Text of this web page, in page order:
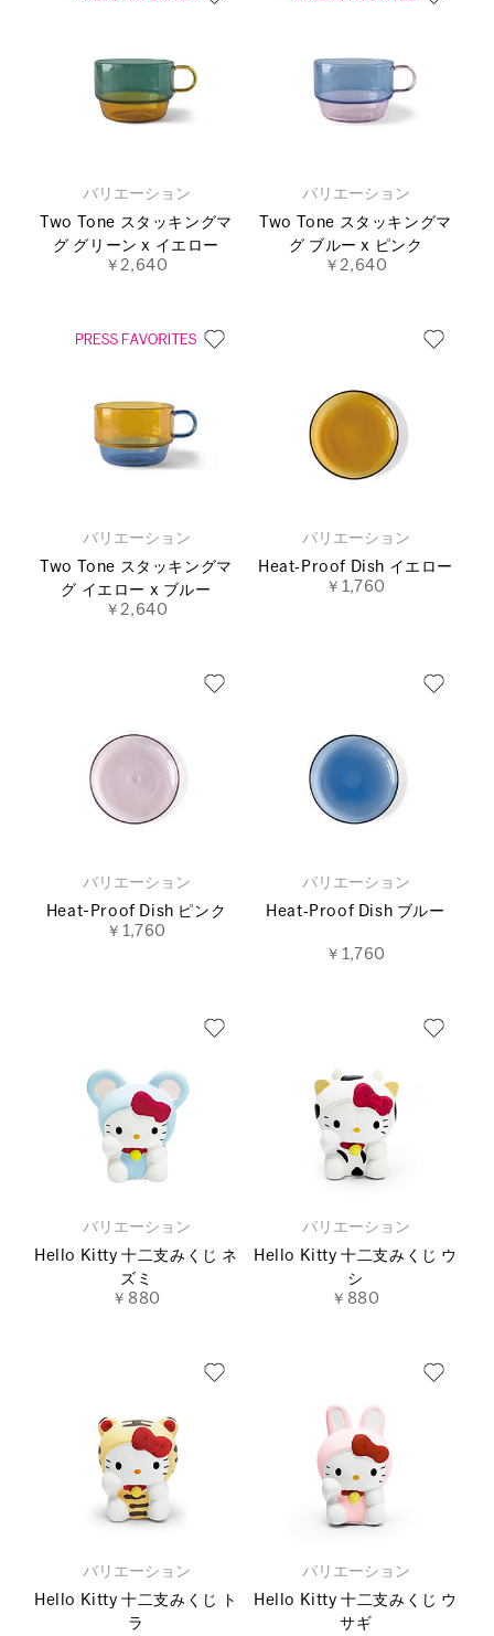
バリエーション
Two Tone スタッキングマ
グ グリーン x イエロー
￥2,640
バリエーション
Two Tone スタッキングマ
グ ブルー x ピンク
￥2,640
バリエーション
Two Tone スタッキングマ
グ イエロー x ブルー
￥2,640
バリエーション
Heat‐Proof Dish イエロー
￥1,760
バリエーション
Heat-Proof Dish ピンク
￥1,760
バリエーション
Heat‐Proof Dish ブルー
￥1,760
バリエーション
Hello Kitty 十二支みくじ ネ
ズミ
￥880
バリエーション
Hello Kitty 十二支みくじ ウ
シ
￥880
バリエーション
Hello Kitty 十二支みくじ ト
ラ
バリエーション
Hello Kitty 十二支みくじ ウ
サギ